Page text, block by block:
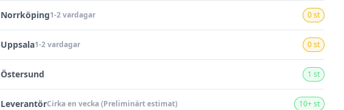
Norrköping1-2 vardagar 0 st
Uppsala1-2 vardagar 0 st
Östersund 1 st
LeverantörCirka en vecka (Preliminärt estimat) 10+ st